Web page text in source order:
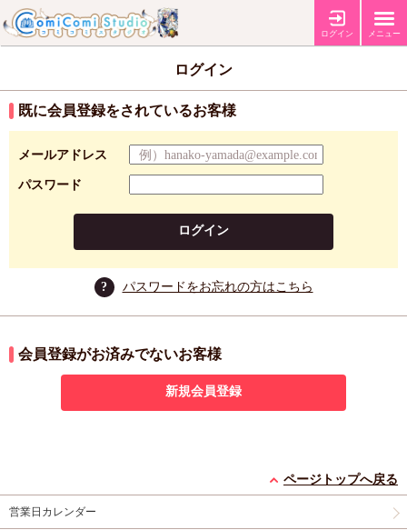
ログイン メニュー
ログイン
既に会員登録をされているお客様
メールアドレス
パスワード
ログイン
? パスワードをお忘れの方はこちら
会員登録がお済みでないお客様
新規会員登録
ページトップへ戻る
営業日カレンダー